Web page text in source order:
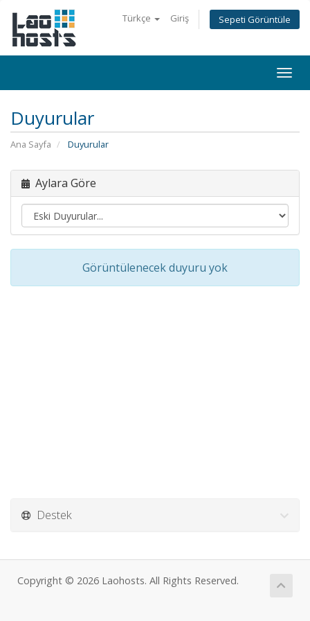
Türkçe Giriş Sepeti Görüntüle
Duyurular
Ana Sayfa Duyurular
Aylara Göre
Görüntülenecek duyuru yok
Destek
Copyright © 2026 Laohosts. All Rights Reserved.